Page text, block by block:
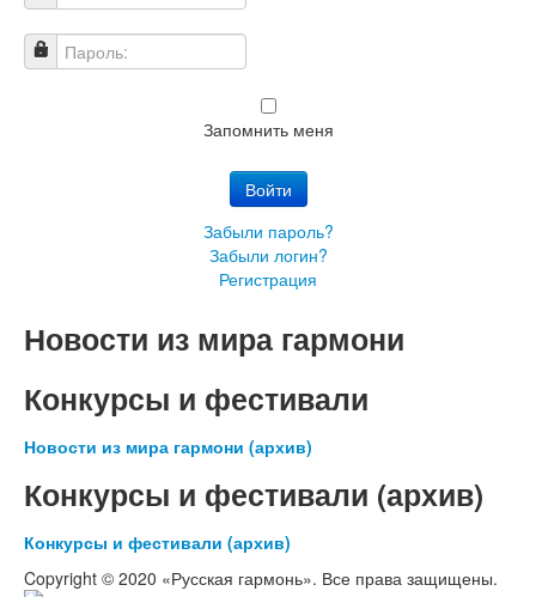
Имя пользователя
Пароль:
Запомнить меня
Войти
Забыли пароль?
Забыли логин?
Регистрация
Новости из мира гармони
Конкурсы и фестивали
Новости из мира гармони (архив)
Конкурсы и фестивали (архив)
Конкурсы и фестивали (архив)
Copyright © 2020 «Русская гармонь». Все права защищены.